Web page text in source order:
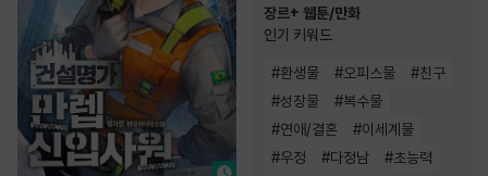
장르+ 웹툰/만화
인기 키워드
#환생물 #오피스물 #친구
#성장물 #복수물
#연애/결혼 #이세계물
#우정 #다정남 #초능력